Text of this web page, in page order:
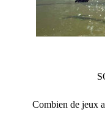
Combien de jeux